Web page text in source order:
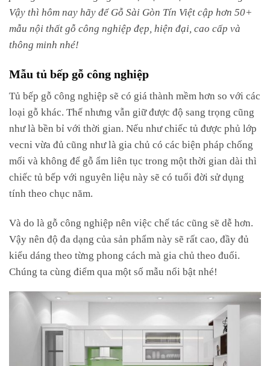
Vậy thì hôm nay hãy để Gỗ Sài Gòn Tín Việt cập hơn 50+
mẫu nội thất gỗ công nghiệp đẹp, hiện đại, cao cấp và
thông minh nhé!
Mẫu tủ bếp gỗ công nghiệp
Tủ bếp gỗ công nghiệp sẽ có giá thành mềm hơn so với các
loại gỗ khác. Thế nhưng vẫn giữ được độ sang trọng cũng
như là bền bỉ với thời gian. Nếu như chiếc tủ được phủ lớp
vecni vừa đủ cũng như là gia chủ có các biện pháp chống
mối và không để gỗ ẩm liên tục trong một thời gian dài thì
chiếc tủ bếp với nguyên liệu này sẽ có tuổi đời sử dụng
tính theo chục năm.
Và do là gỗ công nghiệp nên việc chế tác cũng sẽ dễ hơn.
Vậy nên độ đa dạng của sản phẩm này sẽ rất cao, đầy đủ
kiểu dáng theo từng phong cách mà gia chủ theo đuổi.
Chúng ta cùng điểm qua một số mẫu nổi bật nhé!